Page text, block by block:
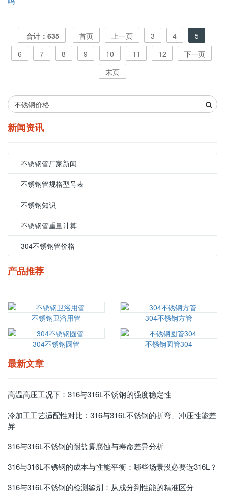
合计：635 首页 上一页 3 4
5
6
7 8 9 10 11 12
下一页
末页
新闻资讯
不锈钢管厂家新闻
不锈钢管规格型号表
不锈钢知识
不锈钢管重量计算
304不锈钢管价格
产品推荐
不锈钢卫浴用管 304不锈钢方管
304不锈钢圆管 不锈钢圆管304
最新文章
高温高压工况下：316与316L不锈钢的强度稳定性
冷加工工艺适配性对比：316与316L不锈钢的折弯、冲压性能差
异
316与316L不锈钢的耐盐雾腐蚀与寿命差异分析
316与316L不锈钢的成本与性能平衡：哪些场景没必要选316L？
316与316L不锈钢的检测鉴别：从成分到性能的精准区分